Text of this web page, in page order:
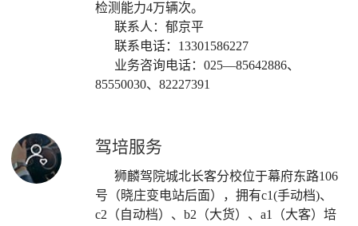
检测能力4万辆次。
联系人：郁京平
联系电话：13301586227
业务咨询电话：025—85642886、
85550030、82227391
驾培服务
狮麟驾院城北长客分校位于幕府东路106
号（晓庄变电站后面），拥有c1(手动档)、
c2（自动档）、b2（大货）、a1（大客）培